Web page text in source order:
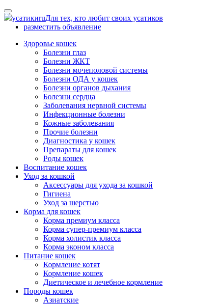
Skip
to
content
усатикиruДля тех, кто любит своих усатиков
разместить объявление
Здоровье кошек
Болезни глаз
Болезни ЖКТ
Болезни мочеполовой системы
Болезни ОДА у кошек
Болезни органов дыхания
Болезни сердца
Заболевания нервной системы
Инфекционные болезни
Кожные заболевания
Прочие болезни
Диагностика у кошек
Препараты для кошек
Роды кошек
Воспитание кошек
Уход за кошкой
Аксессуары для ухода за кошкой
Гигиена
Уход за шерстью
Корма для кошек
Корма премиум класса
Корма супер-премиум класса
Корма холистик класса
Корма эконом класса
Питание кошек
Кормление котят
Кормление кошек
Диетическое и лечебное кормление
Породы кошек
Азиатские